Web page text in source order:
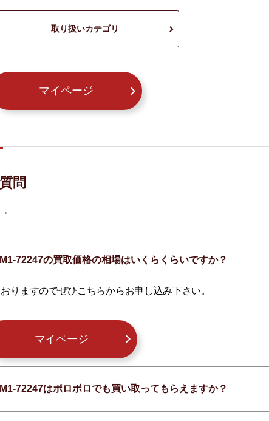
取り扱いカテゴリ
マイページ
問
72247の買取価格の相場はいくらくらいですか？
りますのでぜひこちらからお申し込み下さい。
マイページ
72247はボロボロでも買い取ってもらえますか？